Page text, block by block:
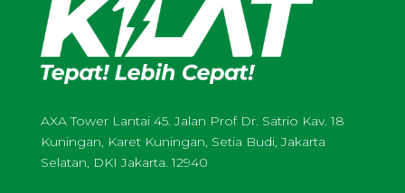
AXA Tower Lantai 45. Jalan Prof Dr. Satrio Kav. 18
Kuningan, Karet Kuningan, Setia Budi, Jakarta
Selatan, DKI Jakarta. 12940